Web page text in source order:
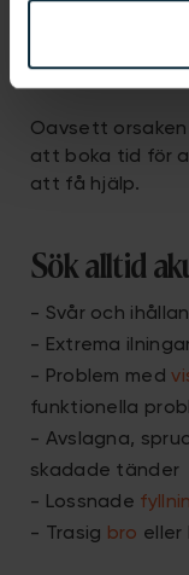
som orsakar
sig självt.
Oavsett
att boka tid för
att få hjälp.
Sök alltid
- Svår och
- Extrema
- Problem med
funktionella
- Avslagna,
skadade tänder
- Lossnade
- Trasig bro eller